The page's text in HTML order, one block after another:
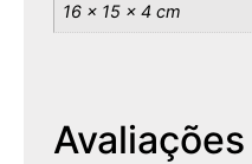
16 × 15 × 4 cm
Avaliações